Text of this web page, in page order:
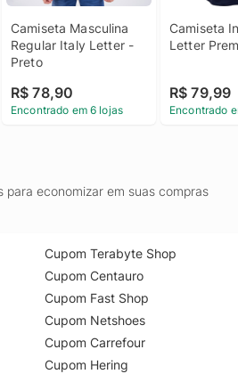
Camiseta Masculina
Regular Italy Letter -
Preto
R$ 78,90
Encontrado em 6 lojas
Camiseta
Letter
R$ 79,99
Encontrado
para economizar em suas compras
Cupom Terabyte Shop
Cupom Centauro
Cupom Fast Shop
Cupom Netshoes
Cupom Carrefour
Cupom Hering